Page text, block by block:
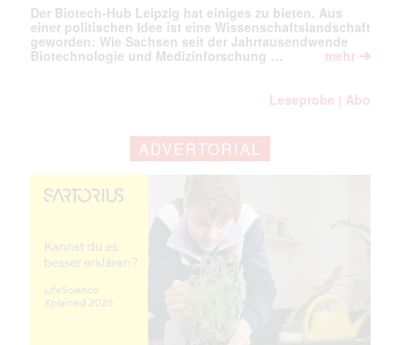
Der Biotech-Hub Leipzig hat einiges zu bieten. Aus
einer politischen Idee ist eine Wissenschaftslandschaft
geworden: Wie Sachsen seit der Jahrtausendwende
Biotechnologie und Medizinforschung …
mehr ➔
Leseprobe | Abo
ADVERTORIAL